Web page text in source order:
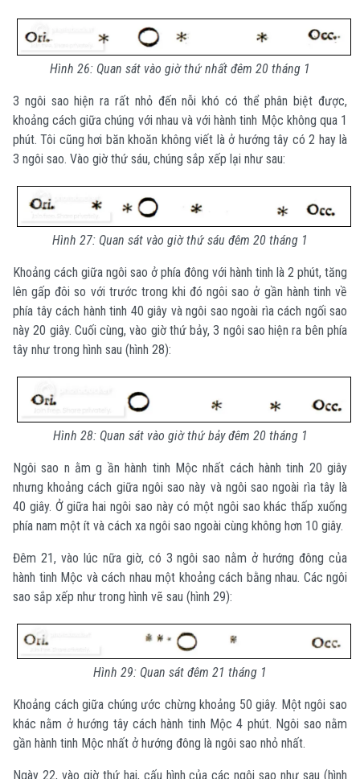
Hình 26: Quan sát vào giờ thứ nhất đêm 20 tháng 1
3 ngôi sao hiện ra rất nhỏ đến nỗi khó có thể phân biệt được,
khoảng cách giữa chúng với nhau và với hành tinh Mộc không qua 1
phút. Tôi cũng hơi băn khoăn không viết là ở hướng tây có 2 hay là
3 ngôi sao. Vào giờ thứ sáu, chúng sắp xếp lại như sau:
Hình 27: Quan sát vào giờ thứ sáu đêm 20 tháng 1
Khoảng cách giữa ngôi sao ở phía đông với hành tinh là 2 phút, tăng
lên gấp đôi so với trước trong khi đó ngôi sao ở gần hành tinh về
phía tây cách hành tinh 40 giây và ngôi sao ngoài rìa cách ngối sao
này 20 giây. Cuối cùng, vào giờ thứ bảy, 3 ngôi sao hiện ra bên phía
tây như trong hình sau (hình 28):
Hình 28: Quan sát vào giờ thứ bảy đêm 20 tháng 1
Ngôi sao n ằm g ần hành tinh Mộc nhất cách hành tinh 20 giây
nhưng khoảng cách giữa ngôi sao này và ngôi sao ngoài rìa tây là
40 giây. Ở giữa hai ngôi sao này có một ngôi sao khác thấp xuống
phía nam một ít và cách xa ngôi sao ngoài cùng không hơn 10 giây.
Đêm 21, vào lúc nữa giờ, có 3 ngôi sao nằm ở hướng đông của
hành tinh Mộc và cách nhau một khoảng cách bằng nhau. Các ngôi
sao sắp xếp như trong hình vẽ sau (hình 29):
Hình 29: Quan sát đêm 21 tháng 1
Khoảng cách giữa chúng ước chừng khoảng 50 giây. Một ngôi sao
khác nằm ở hướng tây cách hành tinh Mộc 4 phút. Ngôi sao nằm
gần hành tinh Mộc nhất ở hướng đông là ngôi sao nhỏ nhất.
Ngày 22, vào giờ thứ hai, cấu hình của các ngôi sao như sau (hình